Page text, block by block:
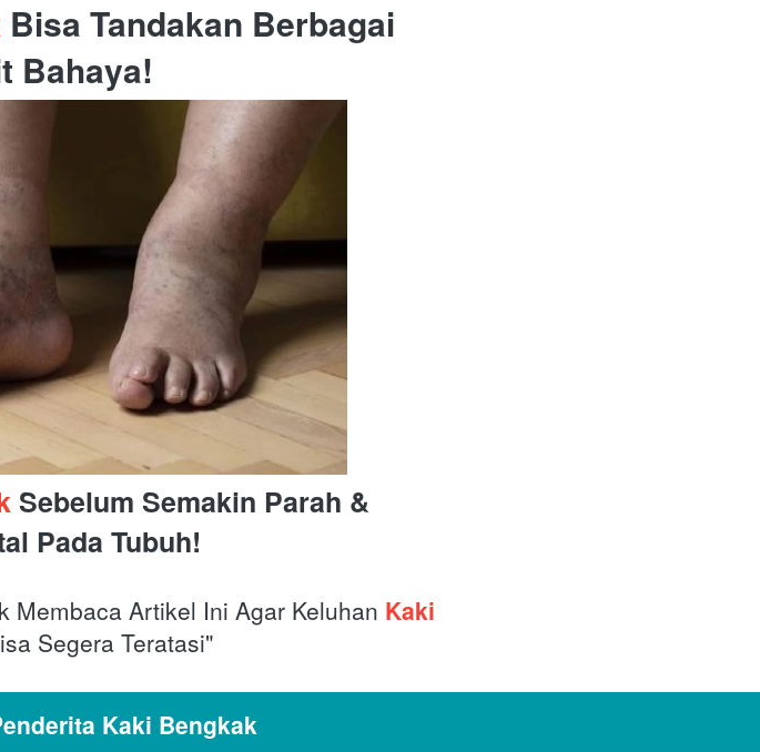
Bisa Tandakan Berbagai
Bahaya!
Sebelum Semakin Parah &
Pada Tubuh!
Membaca Artikel Ini Agar Keluhan Kaki
Segera Teratasi"
Kaki Bengkak